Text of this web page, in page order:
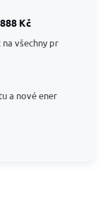
Kč
všechny pr
a nové ener